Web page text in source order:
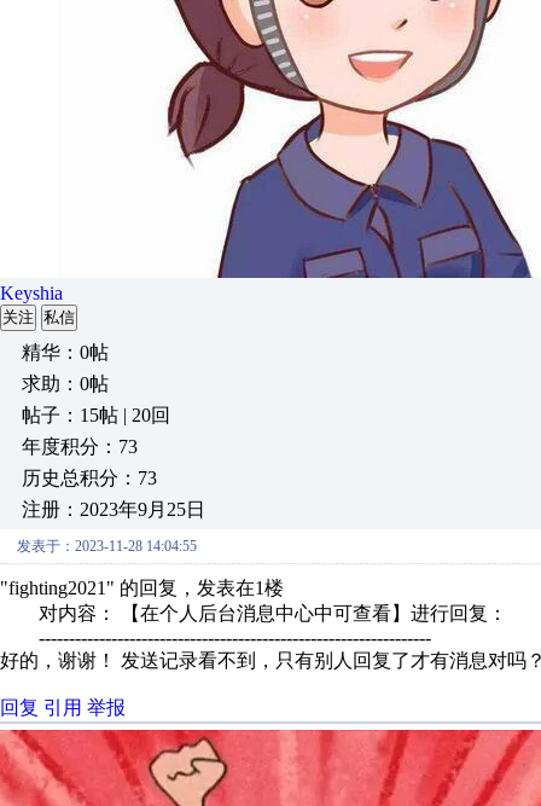
Keyshia
关注 私信
精华：0帖
求助：0帖
帖子：15帖 | 20回
年度积分：73
历史总积分：73
注册：2023年9月25日
发表于：2023-11-28 14:04:55
"fighting2021" 的回复，发表在1楼
对内容： 【在个人后台消息中心中可查看】进行回复：
-----------------------------------------------------------------
好的，谢谢！ 发送记录看不到，只有别人回复了才有消息对吗
回复 引用 举报